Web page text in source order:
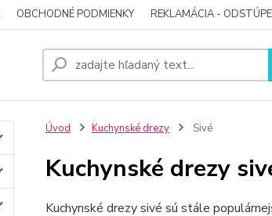
OBCHODNÉ PODMIENKY REKLAMÁCIA -
Úvod Kuchynské drezy Sivé
Kuchynské drezy
Kuchynské drezy sivé sú stále